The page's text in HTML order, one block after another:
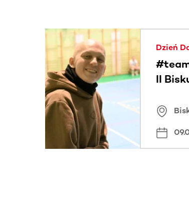
Ta sekcja zawiera treści przewijane
Dzień
II